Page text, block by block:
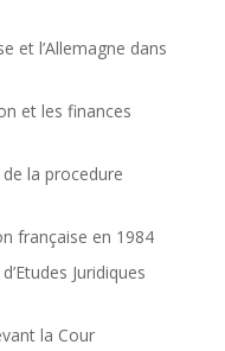
et l’Allemagne dans
et les finances
la procedure
française en 1984
Juridiques
la Cour